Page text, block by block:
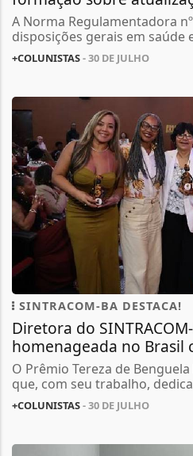
A Norma Regulamentadora
disposições gerais em saúde
+COLUNISTAS- 30 DE JULHO
SINTRACOM-BA DESTACA!
Diretora do
homenageada no Brasil
O Prêmio Tereza de
que, com seu trabalho,
+COLUNISTAS- 30 DE JULHO